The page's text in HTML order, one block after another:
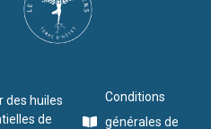
des huiles
de
Conditions
générales de